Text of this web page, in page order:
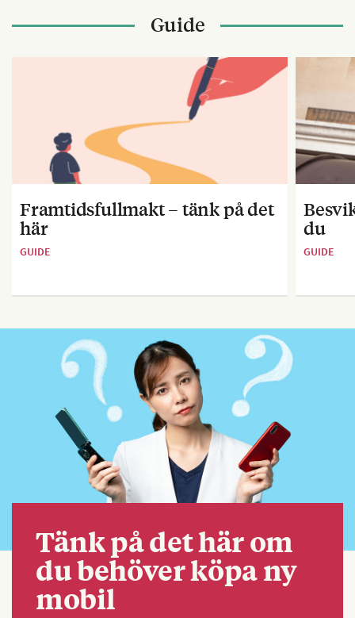
Guide
Framtidsfullmakt – tänk på det
här
GUIDE
du
GUIDE
Tänk på det här om
du behöver köpa ny
mobil